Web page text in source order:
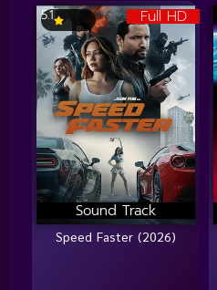
Full HD
Sound Track
5.1
Speed Faster (2026)